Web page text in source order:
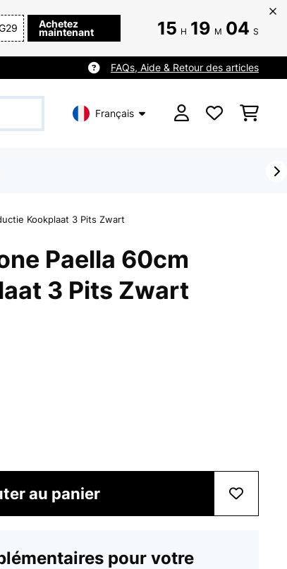
Achetez
maintenant 15 H 19 M 02 S
FAQs, Aide & Retour des articles
Français
Kookplaat 3 Pits Zwart
Paella 60cm
3 Pits Zwart
au panier
pour votre